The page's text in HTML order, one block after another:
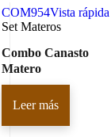
COM954Vista rápida
Set Materos
Combo Canasto
Matero
Leer más